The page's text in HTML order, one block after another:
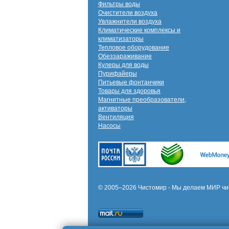
Фильтры воды
Очистители воздуха
Увлажнители воздуха
Климатические комплексы и
климатизаторы
Тепловое оборудование
Обеззараживание
Кулеры для воды
Пурифайеры
Питьевые фонтанчики
Товары для здоровья
Магнитные преобразователи,
активаторы
Вентиляция
Насосы
© 2005–2026 Чистомир - Мы делаем МИР